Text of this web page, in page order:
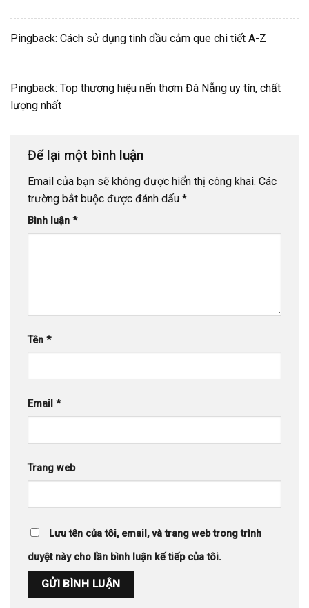
Pingback: Cách sử dụng tinh dầu cắm que chi tiết A-Z
Pingback: Top thương hiệu nến thơm Đà Nẵng uy tín, chất
lượng nhất
Để lại một bình luận
Email của bạn sẽ không được hiển thị công khai. Các
trường bắt buộc được đánh dấu *
Bình luận *
Tên *
Email *
Trang web
Lưu tên của tôi, email, và trang web trong trình
duyệt này cho lần bình luận kế tiếp của tôi.